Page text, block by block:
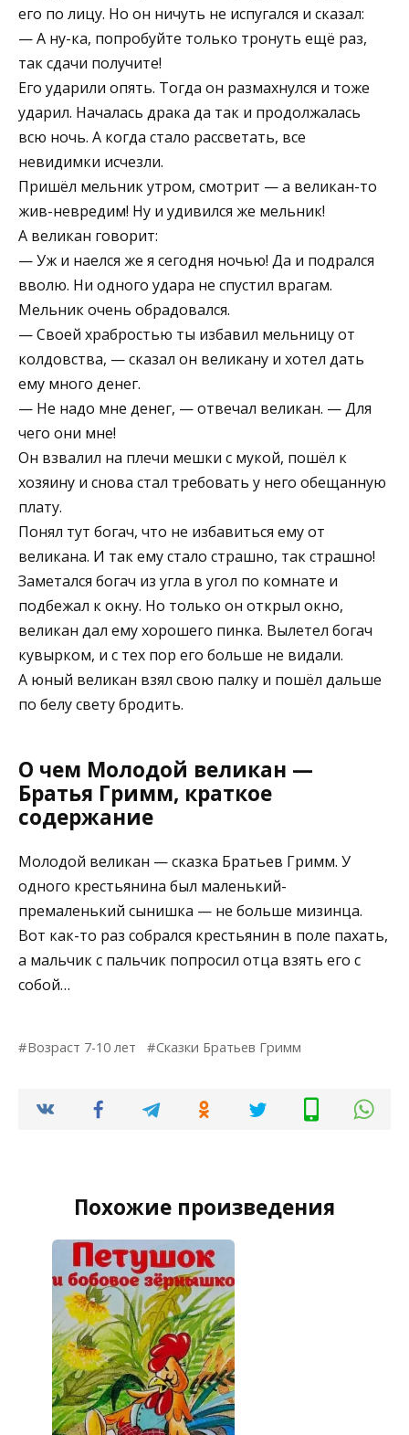
его по лицу. Но он ничуть не испугался и сказал:
— А ну-ка, попробуйте только тронуть ещё раз,
так сдачи получите!
Его ударили опять. Тогда он размахнулся и тоже
ударил. Началась драка да так и продолжалась
всю ночь. А когда стало рассветать, все
невидимки исчезли.
Пришёл мельник утром, смотрит — а великан-то
жив-невредим! Ну и удивился же мельник!
А великан говорит:
— Уж и наелся же я сегодня ночью! Да и подрался
вволю. Ни одного удара не спустил врагам.
Мельник очень обрадовался.
— Своей храбростью ты избавил мельницу от
колдовства, — сказал он великану и хотел дать
ему много денег.
— Не надо мне денег, — отвечал великан. — Для
чего они мне!
Он взвалил на плечи мешки с мукой, пошёл к
хозяину и снова стал требовать у него обещанную
плату.
Понял тут богач, что не избавиться ему от
великана. И так ему стало страшно, так страшно!
Заметался богач из угла в угол по комнате и
подбежал к окну. Но только он открыл окно,
великан дал ему хорошего пинка. Вылетел богач
кувырком, и с тех пор его больше не видали.
А юный великан взял свою палку и пошёл дальше
по белу свету бродить.
О чем Молодой великан —
Братья Гримм, краткое
содержание
Молодой великан — сказка Братьев Гримм. У
одного крестьянина был маленький-
премаленький сынишка — не больше мизинца.
Вот как-то раз собрался крестьянин в поле пахать,
а мальчик с пальчик попросил отца взять его с
собой…
Возраст 7-10 лет Сказки Братьев Гримм
Похожие произведения